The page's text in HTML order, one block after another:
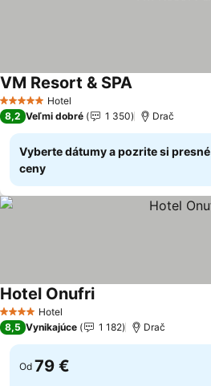
5 Počet hviezdičiek
Hotel
VM Resort & SPAZobraziť ceny
8,2 Veľmi dobré 1 350 Drač
Vyberte dátumy a pozrite si presné
ceny
4 Počet hviezdičiek
Hotel
Hotel OnufriZobraziť ceny
8,5 Vynikajúce 1 182 Drač
Od 79 €